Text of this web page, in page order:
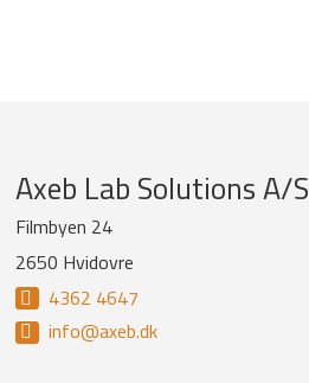
Company
information
and
newsletter
Axeb Lab Solutions A/S
Filmbyen 24
2650 Hvidovre
4362 4647
info@axeb.dk